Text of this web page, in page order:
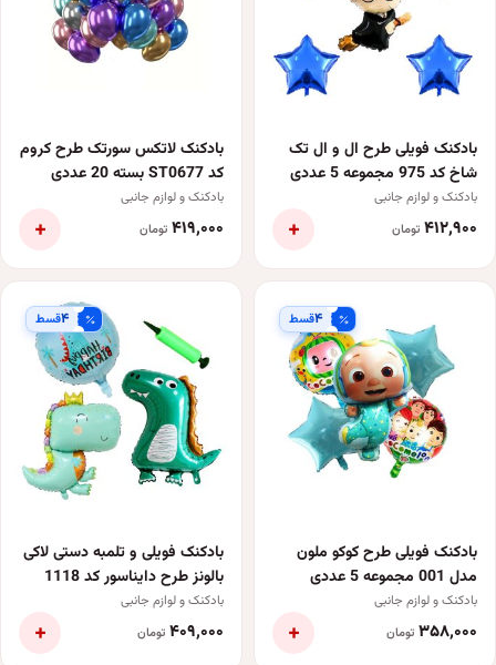
بادکنک فویلی طرح ال و ال تک
شاخ کد 975 مجموعه 5 عددی
بادکنک و لوازم جانبی
۴۱۲٬۹۰۰ تومان +
بادکنک لاتکس سورتک طرح کروم
کد ST0677 بسته 20 عددی
بادکنک و لوازم جانبی
۴۱۹٬۰۰۰ تومان +
۴قسط
بادکنک فویلی طرح کوکو ملون
مدل 001 مجموعه 5 عددی
بادکنک و لوازم جانبی
۳۵۸٬۰۰۰ تومان +
۴قسط
بادکنک فویلی و تلمبه دستی لاکی
بالونز طرح دایناسور کد 1118
مجموعه 4 عددی
بادکنک و لوازم جانبی
۴۰۹٬۰۰۰ تومان +